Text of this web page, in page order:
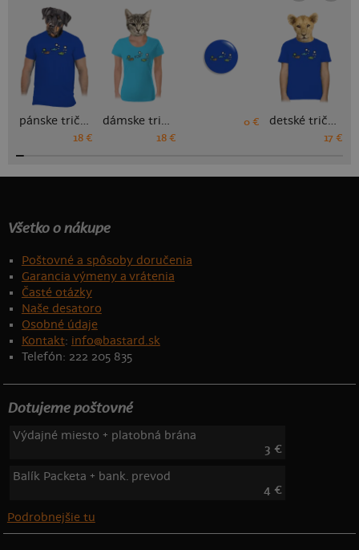
pánske tričko
18 €
dámske tričko
18 €
0 € detské tričko
17 €
Všetko o nákupe
Poštovné a spôsoby doručenia
Garancia výmeny a vrátenia
Časté otázky
Naše desatoro
Osobné údaje
Kontakt: info@bastard.sk
Telefón: 222 205 835
Dotujeme poštovné
Výdajné miesto + platobná brána
3 €
Balík Packeta + bank. prevod
4 €
Podrobnejšie tu